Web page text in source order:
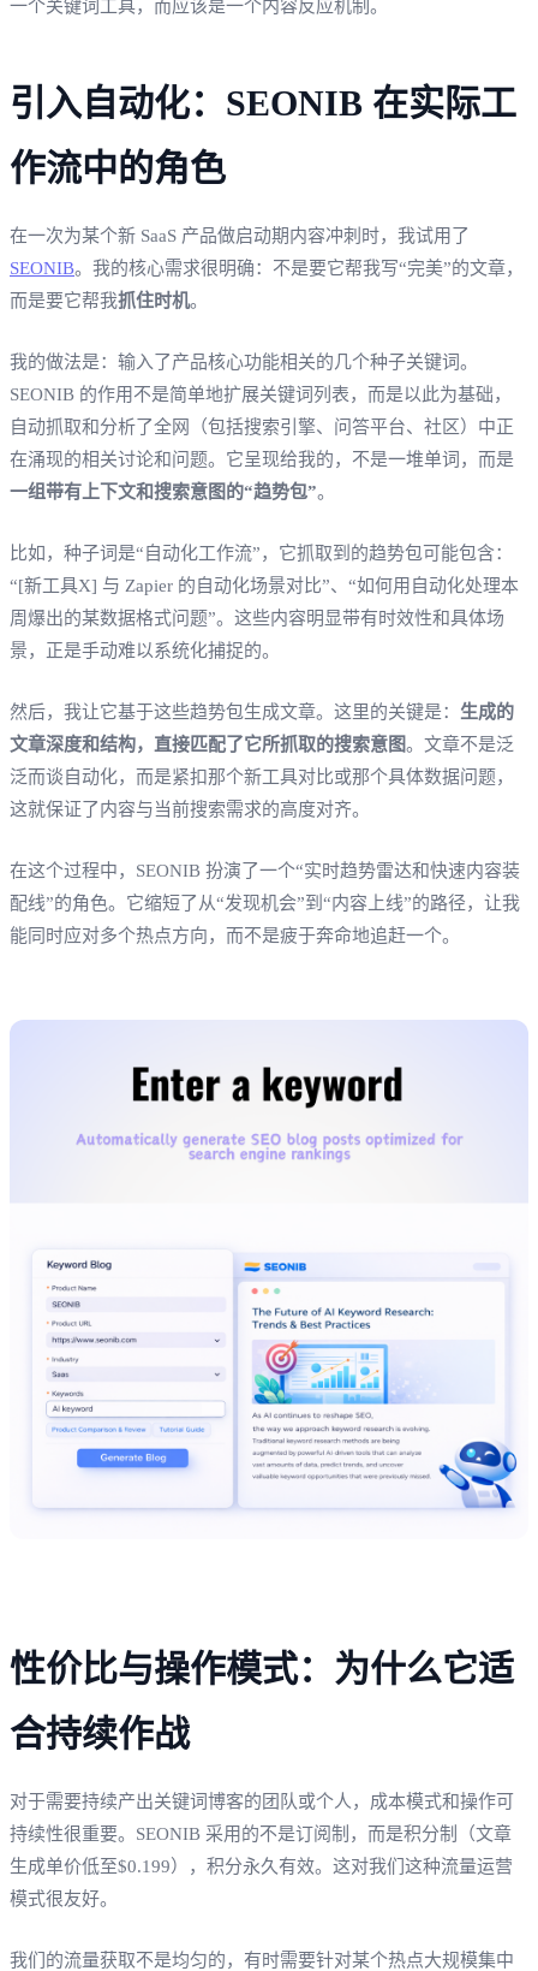
一个关键词工具，而应该是一个内容反应机制。
引入自动化：SEONIB 在实际工
作流中的角色
在一次为某个新 SaaS 产品做启动期内容冲刺时，我试用了
SEONIB。我的核心需求很明确：不是要它帮我写“完美”的文章，
而是要它帮我抓住时机。
我的做法是：输入了产品核心功能相关的几个种子关键词。
SEONIB 的作用不是简单地扩展关键词列表，而是以此为基础，
自动抓取和分析了全网（包括搜索引擎、问答平台、社区）中正
在涌现的相关讨论和问题。它呈现给我的，不是一堆单词，而是
一组带有上下文和搜索意图的“趋势包”。
比如，种子词是“自动化工作流”，它抓取到的趋势包可能包含：
“[新工具X] 与 Zapier 的自动化场景对比”、“如何用自动化处理本
周爆出的某数据格式问题”。这些内容明显带有时效性和具体场
景，正是手动难以系统化捕捉的。
然后，我让它基于这些趋势包生成文章。这里的关键是： 生成的
文章深度和结构，直接匹配了它所抓取的搜索意图。文章不是泛
泛而谈自动化，而是紧扣那个新工具对比或那个具体数据问题，
这就保证了内容与当前搜索需求的高度对齐。
在这个过程中，SEONIB 扮演了一个“实时趋势雷达和快速内容装
配线”的角色。它缩短了从“发现机会”到“内容上线”的路径，让我
能同时应对多个热点方向，而不是疲于奔命地追赶一个。
性价比与操作模式：为什么它适
合持续作战
对于需要持续产出关键词博客的团队或个人，成本模式和操作可
持续性很重要。SEONIB 采用的不是订阅制，而是积分制（文章
生成单价低至$0.199），积分永久有效。这对我们这种流量运营
模式很友好。
我们的流量获取不是均匀的，有时需要针对某个热点大规模集中